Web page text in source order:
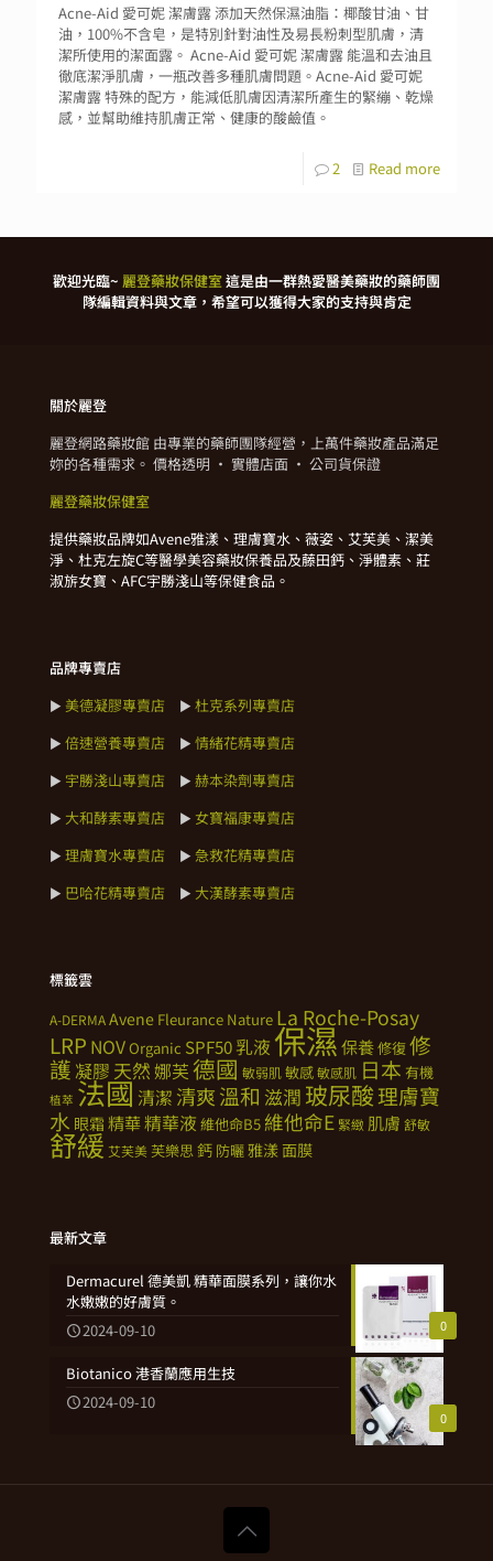
Acne-Aid 愛可妮 潔膚露 添加天然保濕油脂：椰酸甘油、甘
油，100%不含皂，是特別針對油性及易長粉刺型肌膚，清
潔所使用的潔面露。 Acne-Aid 愛可妮 潔膚露 能溫和去油且
徹底潔淨肌膚，一瓶改善多種肌膚問題。Acne-Aid 愛可妮
潔膚露 特殊的配方，能減低肌膚因清潔所產生的緊繃、乾燥
感，並幫助維持肌膚正常、健康的酸鹼值。
2 Read more
歡迎光臨~ 麗登藥妝保健室這是由一群熱愛醫美藥妝的藥師團
隊編輯資料與文章，希望可以獲得大家的支持與肯定
關於麗登
麗登網路藥妝館 由專業的藥師團隊經營，上萬件藥妝產品滿足
妳的各種需求。 價格透明 · 實體店面 · 公司貨保證
麗登藥妝保健室
提供藥妝品牌如Avene雅漾、理膚寶水、薇姿、艾芙美、潔美
淨、杜克左旋C等醫學美容藥妝保養品及藤田鈣、淨體素、莊
淑旂女寶、AFC宇勝淺山等保健食品。
品牌專賣店
► 美德凝膠專賣店 ► 杜克系列專賣店
► 倍速營養專賣店 ► 情緒花精專賣店
► 宇勝淺山專賣店 ► 赫本染劑專賣店
► 大和酵素專賣店 ► 女寶福康專賣店
► 理膚寶水專賣店 ► 急救花精專賣店
► 巴哈花精專賣店 ► 大漢酵素專賣店
標籤雲
A-DERMAAvene Fleurance Nature La Roche-Posay
LRP NOVOrganic SPF50乳液 保濕保養修復修
護 凝膠 天然娜芙德國 敏弱肌敏感敏感肌 日本 有機
植萃 法國清潔 清爽溫和 滋潤 玻尿酸理膚寶
水 眼霜 精華精華液 維他命B5 維他命E 緊緻 肌膚 舒敏
舒緩 艾芙美芙樂思 鈣 防曬雅漾面膜
最新文章
0
Dermacurel 德美凱 精華面膜系列，讓你水
水嫩嫩的好膚質。
2024-09-10
0
Biotanico 港香蘭應用生技
2024-09-10